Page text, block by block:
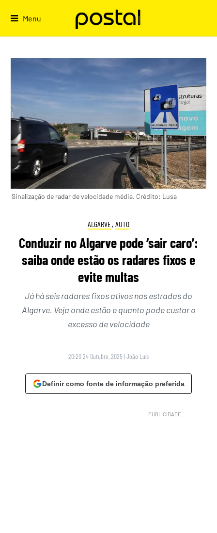
Menu
Sinalização de radar de velocidade média. Crédito: Lusa
ALGARVE, AUTO
Conduzir no Algarve pode ‘sair caro’:
saiba onde estão os radares fixos e
evite multas
Já há seis radares fixos ativos nas estradas do
Algarve. Veja onde estão e quanto pode custar o
excesso de velocidade
20:20 24 Outubro, 2025 |João Luís
Definir como fonte de informação preferida